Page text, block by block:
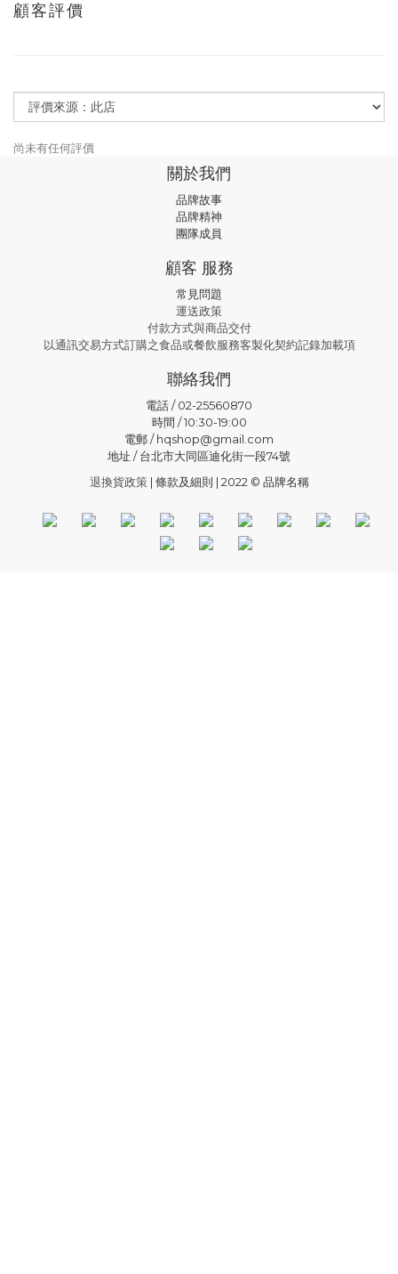
顧客評價
尚未有任何評價
關於我們
品牌故事
品牌精神
團隊成員
顧客 服務
常見問題
運送政策
付款方式與商品交付
以通訊交易方式訂購之食品或餐飲服務客製化契約記錄加載項
聯絡我們
電話 / 02-25560870
時間 / 10:30-19:00
電郵 / hqshop@gmail.com
地址 / 台北市大同區迪化街一段74號
退換貨政策| 條款及細則 | 2022 © 品牌名稱